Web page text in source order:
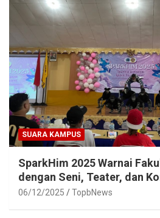
SUARA KAMPUS
SparkHim 2025 Warnai
dengan Seni, Teater, dan
06/12/2025 TopbNews